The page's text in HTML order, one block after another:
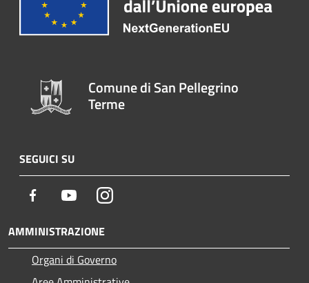
Comune di San Pellegrino
Terme
SEGUICI SU
Facebook YoutubeInstagram
AMMINISTRAZIONE
Organi di Governo